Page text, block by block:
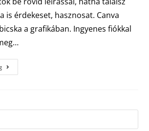
is érdekeset, hasznosat. Canva
a grafikában. Ingyenes fiókkal